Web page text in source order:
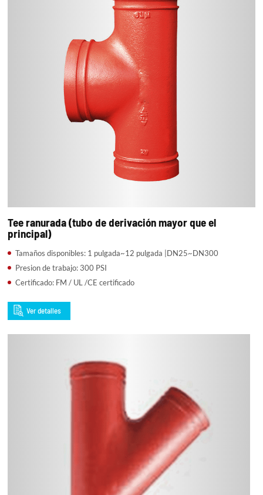
Tee ranurada (tubo de derivación mayor que el
principal)
Tamaños disponibles: 1 pulgada~12 pulgada |DN25~DN300
Presion de trabajo: 300 PSI
Certificado: FM / UL /CE certificado
Ver detalles